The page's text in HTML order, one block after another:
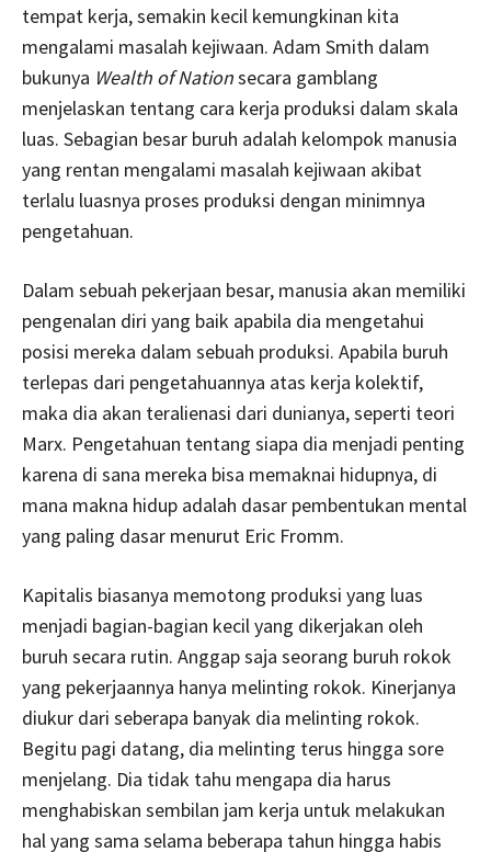
tempat kerja, semakin kecil kemungkinan kita
mengalami masalah kejiwaan. Adam Smith dalam
bukunya Wealth of Nationsecara gamblang
menjelaskan tentang cara kerja produksi dalam skala
luas. Sebagian besar buruh adalah kelompok manusia
yang rentan mengalami masalah kejiwaan akibat
terlalu luasnya proses produksi dengan minimnya
pengetahuan.
Dalam sebuah pekerjaan besar, manusia akan memiliki
pengenalan diri yang baik apabila dia mengetahui
posisi mereka dalam sebuah produksi. Apabila buruh
terlepas dari pengetahuannya atas kerja kolektif,
maka dia akan teralienasi dari dunianya, seperti teori
Marx. Pengetahuan tentang siapa dia menjadi penting
karena di sana mereka bisa memaknai hidupnya, di
mana makna hidup adalah dasar pembentukan mental
yang paling dasar menurut Eric Fromm.
Kapitalis biasanya memotong produksi yang luas
menjadi bagian-bagian kecil yang dikerjakan oleh
buruh secara rutin. Anggap saja seorang buruh rokok
yang pekerjaannya hanya melinting rokok. Kinerjanya
diukur dari seberapa banyak dia melinting rokok.
Begitu pagi datang, dia melinting terus hingga sore
menjelang. Dia tidak tahu mengapa dia harus
menghabiskan sembilan jam kerja untuk melakukan
hal yang sama selama beberapa tahun hingga habis